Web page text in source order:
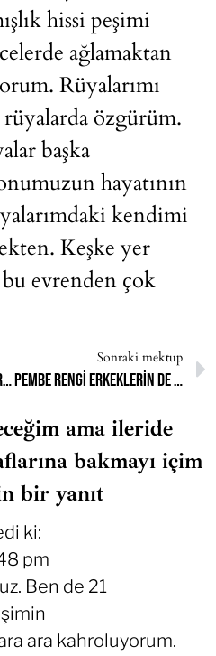
hissi peşimi
ağlamaktan
Rüyalarımı
özgürüm.
başka
hayatının
kendimi
Keşke yer
evrenden çok
Kadınların üzerlerine karabiber serpilip dışarı yollanırdı
Sonraki mektup
Pembe rengi erkeklerin de sevebileceğini söylesem dövülüp evden atılmaktan korkuyorum
ama ileride
bakmayı içim
bir yanıt
ki:
pm
Ben de 21
ara kahroluyorum.